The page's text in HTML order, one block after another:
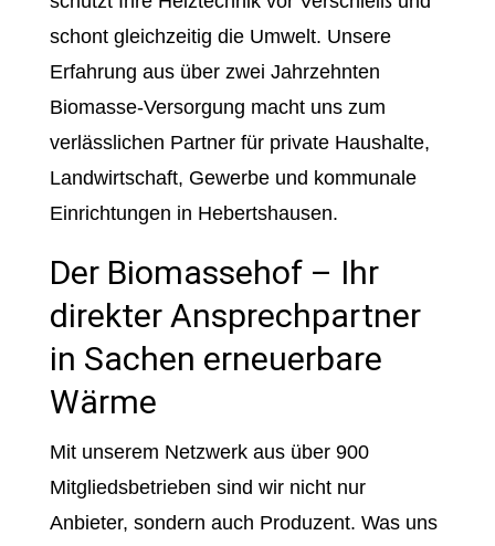
schont gleichzeitig die Umwelt. Unsere
Erfahrung aus über zwei Jahrzehnten
Biomasse-Versorgung macht uns zum
verlässlichen Partner für private Haushalte,
Landwirtschaft, Gewerbe und kommunale
Einrichtungen in Hebertshausen.
Der Biomassehof – Ihr
direkter Ansprechpartner
in Sachen erneuerbare
Wärme
Mit unserem Netzwerk aus über 900
Mitgliedsbetrieben sind wir nicht nur
Anbieter, sondern auch Produzent. Was uns